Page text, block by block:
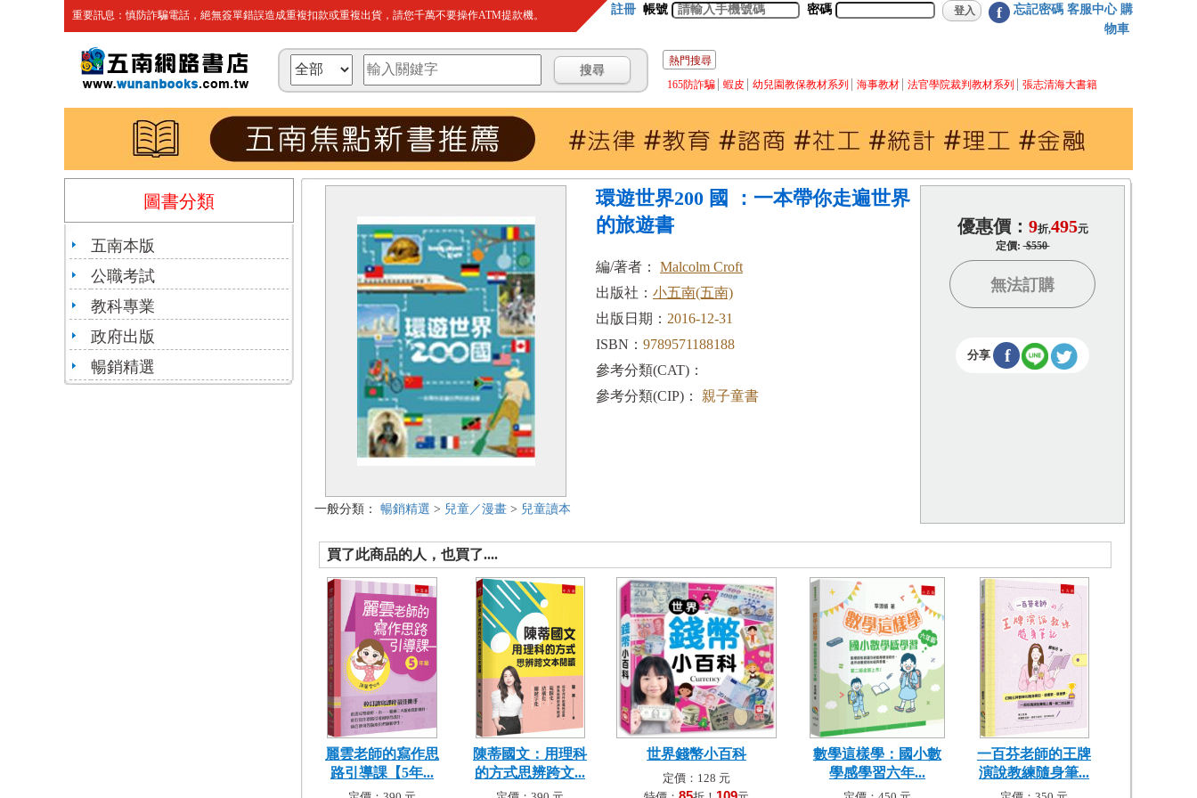
重要訊息：慎防詐騙電話，絕無簽單錯誤造成重複扣款或重複出貨，請您千萬不要操作ATM提款機。 註冊 帳號 密碼 f 忘記密碼 客服中心 購
物車
熱門搜尋
165防詐騙
蝦皮 幼兒園教保教材系列 海事教材 法官學院裁判教材系列 張志清海大書籍
圖書分類
五南本版
公職考試
教科專業
政府出版
暢銷精選
一般分類： 暢銷精選 > 兒童／漫畫 > 兒童讀本
環遊世界200 國 ：一本帶你走遍世界
的旅遊書
編/著者： Malcolm Croft
出版社： 小五南(五南)
出版日期： 2016-12-31
ISBN： 9789571188188
參考分類(CAT)：
參考分類(CIP)：
親子童書
優惠價： 9折,495元
定價:$550
無法訂購
分享 f
買了此商品的人，也買了....
麗雲老師的寫作思
路引導課【5年...
陳蒂國文：用理科
的方式思辨跨文...
世界錢幣小百科
定價：128 元
數學這樣學：國小數
學感學習六年...
一百芬老師的王牌
演說教練隨身筆...